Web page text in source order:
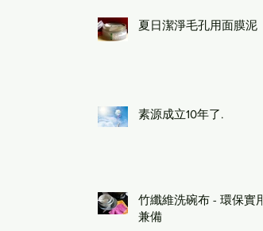
夏日潔淨毛孔用面膜泥
素源成立10年了.
竹纖維洗碗布 - 環保實用
兼備